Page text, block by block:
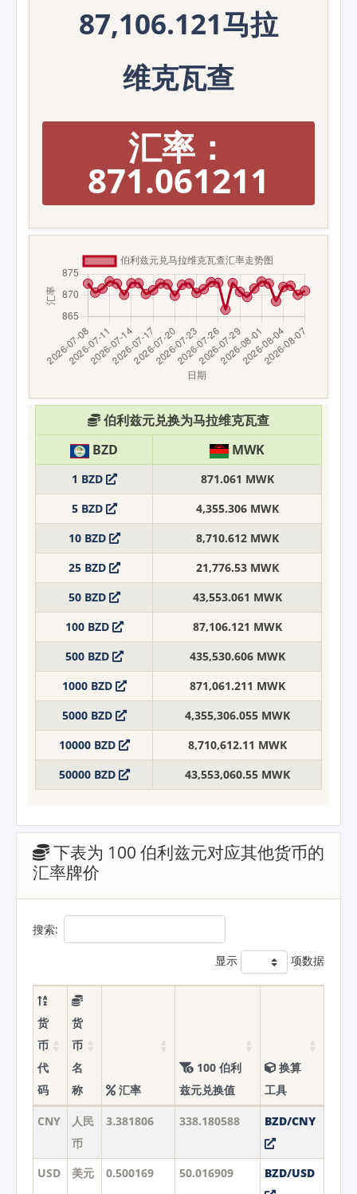
87,106.121马拉
维克瓦查
汇率：
871.061211
伯利兹元兑换为马拉维克瓦查
BZD
MWK
1 BZD
871.061 MWK
5 BZD
4,355.306 MWK
10 BZD
8,710.612 MWK
25 BZD
21,776.53 MWK
50 BZD
43,553.061 MWK
100 BZD
87,106.121 MWK
500 BZD
435,530.606 MWK
1000 BZD
871,061.211 MWK
5000 BZD
4,355,306.055 MWK
10000 BZD
8,710,612.11 MWK
50000 BZD
43,553,060.55 MWK
下表为 100 伯利兹元对应其他货币的
汇率牌价
搜索:
显示 项数据
货
币
代
码
货
币
名
称
汇率
100 伯利
兹元兑换值
换算
工具
CNY
人民
币
3.381806 338.180588 BZD/CNY
USD 美元 0.500169 50.016909 BZD/USD